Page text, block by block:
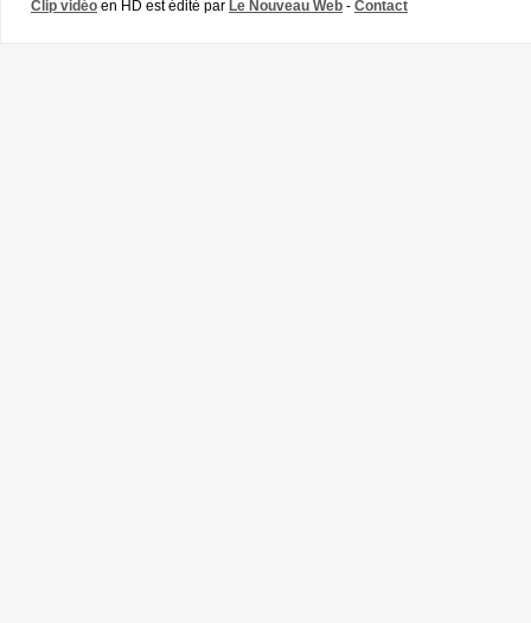
Clip vidéo en HD est édité par Le Nouveau Web - Contact